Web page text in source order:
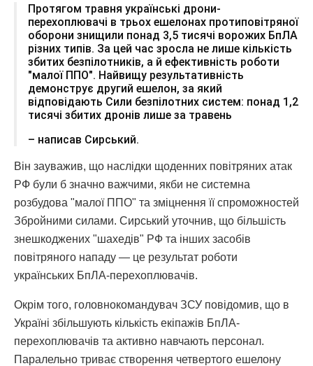
Протягом травня українські дрони-
перехоплювачі в трьох ешелонах протиповітряної
оборони знищили понад 3,5 тисячі ворожих БпЛА
різних типів. За цей час зросла не лише кількість
збитих безпілотників, а й ефективність роботи
"малої ППО". Найвищу результативність
демонструє другий ешелон, за який
відповідають Сили безпілотних систем: понад 1,2
тисячі збитих дронів лише за травень
– написав Сирський.
Він зауважив, що наслідки щоденних повітряних атак
РФ були б значно важчими, якби не системна
розбудова "малої ППО" та зміцнення її спроможностей
Збройними силами. Сирський уточнив, що більшість
знешкоджених "шахедів" РФ та інших засобів
повітряного нападу — це результат роботи
українських БпЛА-перехоплювачів.
Окрім того, головнокомандувач ЗСУ повідомив, що в
Україні збільшують кількість екіпажів БпЛА-
перехоплювачів та активно навчають персонал.
Паралельно триває створення четвертого ешелону